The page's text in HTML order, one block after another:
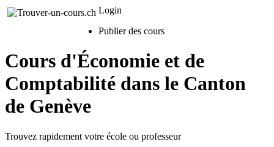
Login
Publier des cours
Cours d'Économie et de
Comptabilité dans le Canton
de Genève
Trouvez rapidement votre école ou professeur